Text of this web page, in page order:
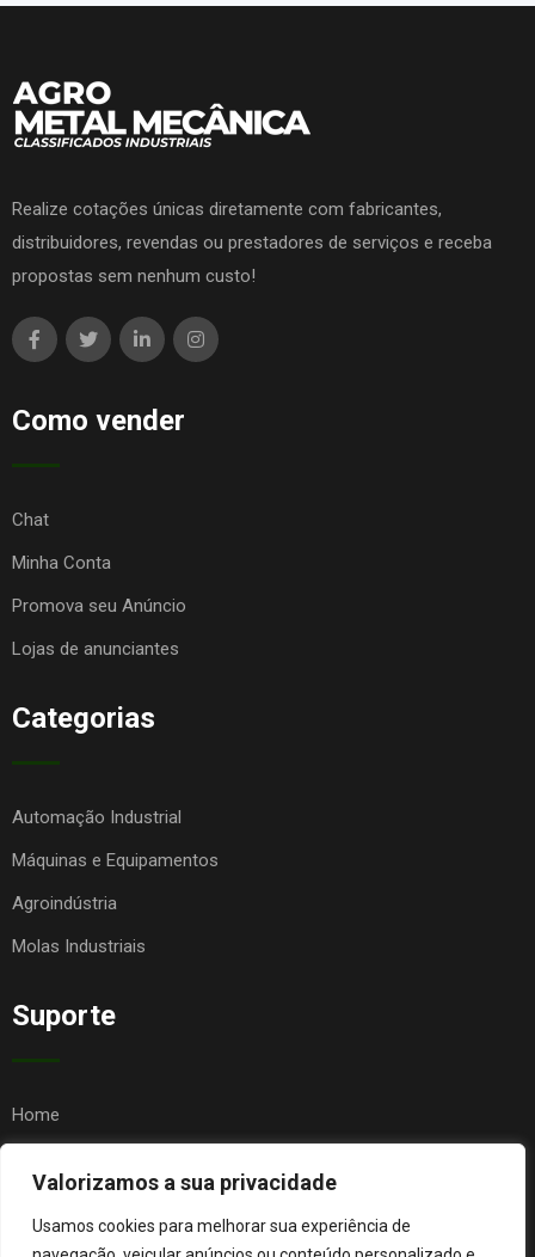
Valorizamos a sua privacidade
Usamos cookies para melhorar sua experiência de
Realize cotações únicas diretamente com fabricantes,
distribuidores, revendas ou prestadores de serviços e receba
propostas sem nenhum custo!
Como vender
Chat
Minha Conta
Promova seu Anúncio
Lojas de anunciantes
Categorias
Automação Industrial
Máquinas e Equipamentos
Agroindústria
Molas Industriais
Suporte
Home